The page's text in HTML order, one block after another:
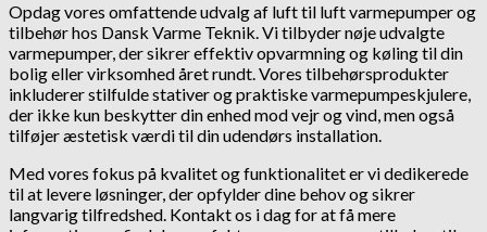
Opdag vores omfattende udvalg af luft til luft varmepumper og
tilbehør hos Dansk Varme Teknik. Vi tilbyder nøje udvalgte
varmepumper, der sikrer effektiv opvarmning og køling til din
bolig eller virksomhed året rundt. Vores tilbehørsprodukter
inkluderer stilfulde stativer og praktiske varmepumpeskjulere,
der ikke kun beskytter din enhed mod vejr og vind, men også
tilføjer æstetisk værdi til din udendørs installation.
Med vores fokus på kvalitet og funktionalitet er vi dedikerede
til at levere løsninger, der opfylder dine behov og sikrer
langvarig tilfredshed. Kontakt os i dag for at få mere